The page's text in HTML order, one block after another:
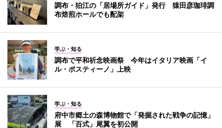
調布・狛江の「居場所ガイド」発行 猿田彦珈琲調
布焙煎ホールでも配架
学ぶ・知る
調布で平和祈念映画祭 今年はイタリア映画「イ
ル・ポスティーノ」上映
学ぶ・知る
府中市郷土の森博物館で「発掘された戦争の記憶」
展 「百式」尾翼を初公開